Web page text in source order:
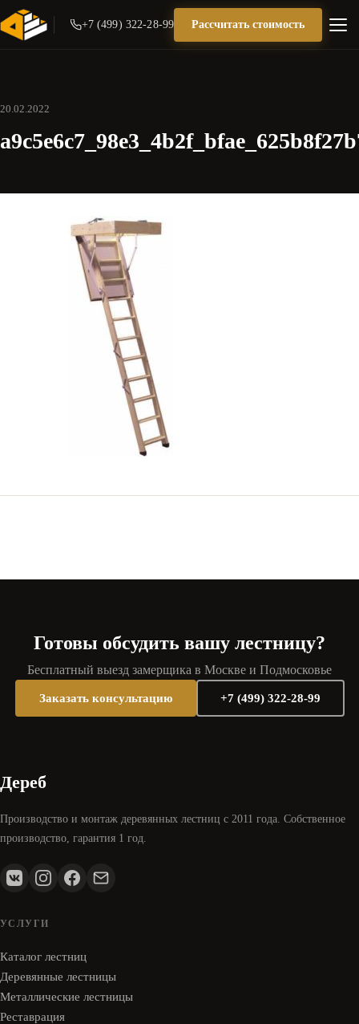
+7 (499) 322-28-99 Рассчитать стоимость
20.02.2022
Готовы обсудить вашу лестницу?
Бесплатный выезд замерщика в Москве и Подмосковье
Заказать консультацию +7 (499) 322-28-99
Дереб
Производство и монтаж деревянных лестниц с 2011 года. Собственное
производство, гарантия 1 год.
УСЛУГИ
Каталог лестниц
Деревянные лестницы
Металлические лестницы
Реставрация